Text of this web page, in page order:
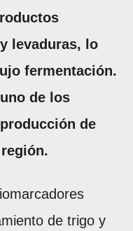
levaduras, lo
fermentación.
de los
de
de trigo y